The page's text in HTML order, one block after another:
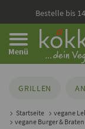
Bestelle bis
Menü
GRILLEN
Startseite vegane
vegane Burger & Braten